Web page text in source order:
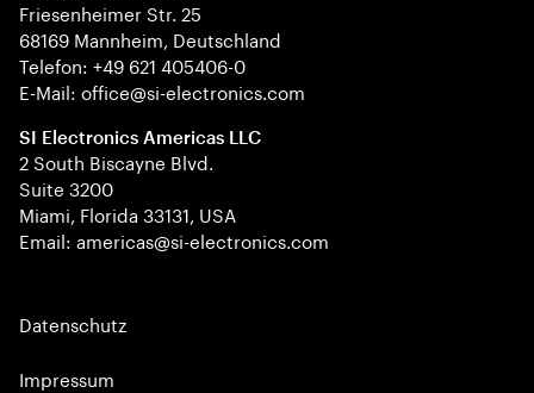
Friesenheimer Str. 25
68169 Mannheim, Deutschland
Telefon: +49 621 405406-0
E-Mail: office@si-electronics.com
SI Electronics Americas LLC
2 South Biscayne Blvd.
Suite 3200
Miami, Florida 33131, USA
Email: americas@si-electronics.com
Datenschutz
Impressum